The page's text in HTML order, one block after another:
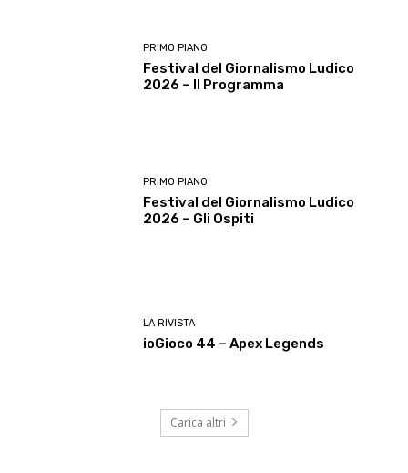
PRIMO PIANO
Festival del Giornalismo Ludico
2026 – Il Programma
PRIMO PIANO
Festival del Giornalismo Ludico
2026 – Gli Ospiti
LA RIVISTA
ioGioco 44 – Apex Legends
Carica altri